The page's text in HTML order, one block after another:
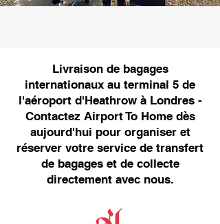
Livraison de bagages
internationaux au terminal 5 de
l'aéroport d'Heathrow à Londres -
Contactez Airport To Home dès
aujourd'hui pour organiser et
réserver votre service de transfert
de bagages et de collecte
directement avec nous.